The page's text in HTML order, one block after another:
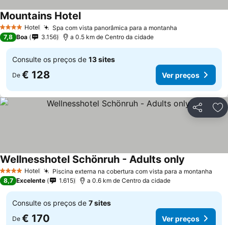
4 EstrelasHotel Spa com vista panorâmica para a montanha
Mountains HotelVer preços
7,8 Boa 3.156 a 0.5 km de Centro da cidade
Consulte os preços de 13 sites
De € 128 Ver preços
Partilhar
4 EstrelasHotel Piscina externa na cobertura com vista para a montanha
Wellnesshotel Schönruh - Adults only
8,7 Excelente 1.615 a 0.6 km de Centro da cidade
Consulte os preços de 7 sites
De € 170 Ver preços